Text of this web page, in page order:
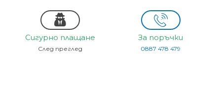
Сигурно плащане
След преглед
За поръчки
0887 478 479